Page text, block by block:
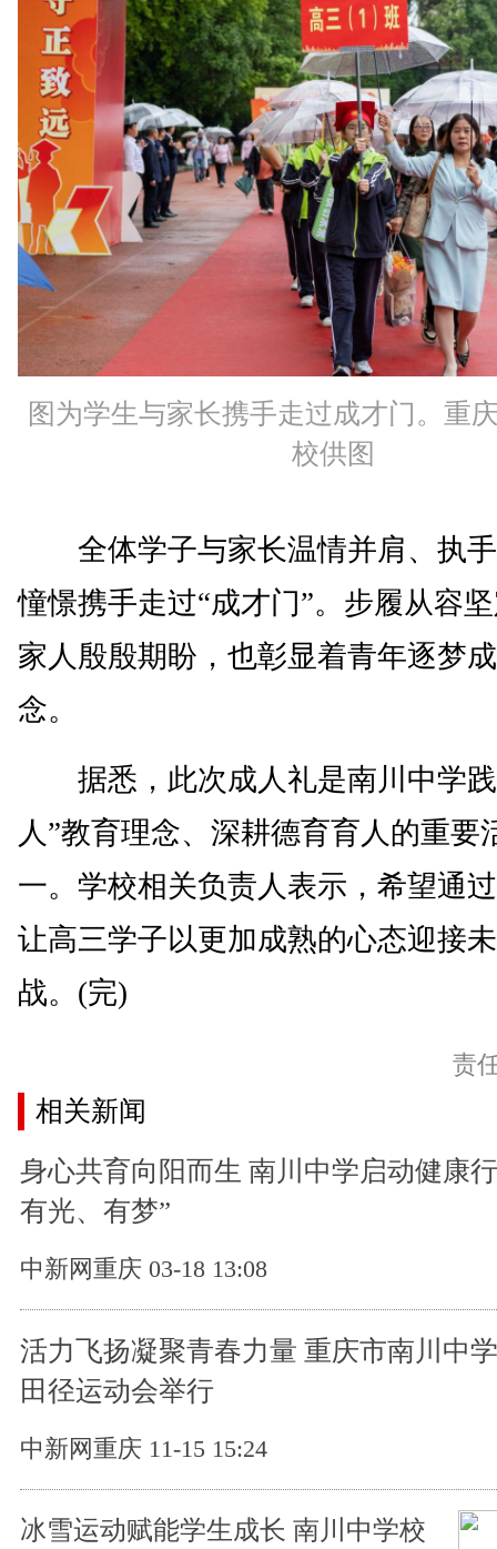
图为学生与家长携手走过成才门。重
校供图
全体学子与家长温情并肩、执手
憧憬携手走过“成才门”。步履从容
家人殷殷期盼，也彰显着青年逐梦
念。
据悉，此次成人礼是南川中学践
人”教育理念、深耕德育育人的重要
一。学校相关负责人表示，希望通
让高三学子以更加成熟的心态迎接
战。(完)
责
相关新闻
身心共育向阳而生 南川中学启动健康
有光、有梦”
中新网重庆 03-18 13:08
活力飞扬凝聚青春力量 重庆市南川中
田径运动会举行
中新网重庆 11-15 15:24
冰雪运动赋能学生成长 南川中学校